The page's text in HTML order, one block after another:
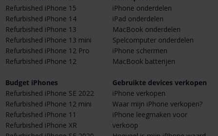
Refurbished iPhone 15
Refurbished iPhone 14
Refurbished iPhone 13
Refurbished iPhone 13 mini
Refurbished iPhone 12 Pro
Refurbished iPhone 12
Budget iPhones
Refurbished iPhone SE 2022
Refurbished iPhone 12 mini
Refurbished iPhone 11
Refurbished iPhone XR
iPhone onderdelen
iPad onderdelen
MacBook onderdelen
Spelcomputer onderdelen
iPhone schermen
MacBook batterijen
Gebruikte devices verkopen
iPhone verkopen
Waar mijn iPhone verkopen?
iPhone leegmaken voor
verkoop